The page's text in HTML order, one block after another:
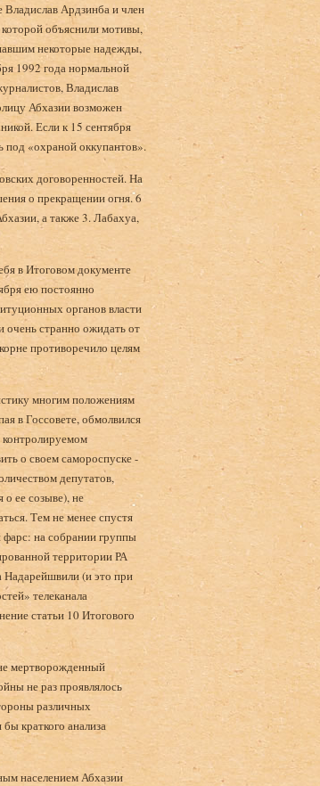
Владислав Ардзинба и член
объяснили мотивы,
некоторые надежды,
1992 года нормальной
Владислав
Абхазии возможен
Если к 15 сентября
под «охраной окку­пантов».
договоренностей. На
о прекращении огня. 6
а также 3. Лабахуа,
в Итоговом документе
ею постоянно
органов власти
очень странно ожидать от
противоречило целям
многим положениям
в Госсовете, обмолвился
контролируемом
о своем самороспуске -
депутатов,
о ее созыве), не
Тем не менее спу­стя
на собрании группы
территории РА
Надарейшвили (и это при
телеканала
статьи 10 Итогового
мертворожденный
не раз проявлялось
различных
краткого анализа
населением Абхазии